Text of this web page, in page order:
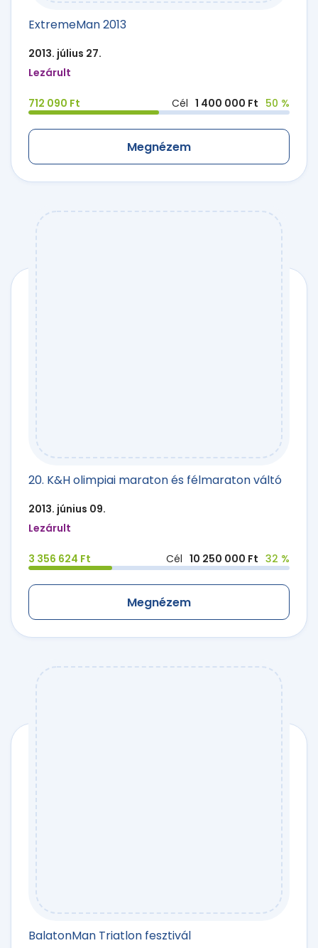
ExtremeMan 2013
2013. július 27.
Lezárult
712 090 Ft Cél 1 400 000 Ft 50 %
Megnézem
20. K&H olimpiai maraton és félmaraton váltó
2013. június 09.
Lezárult
3 356 624 Ft Cél 10 250 000 Ft 32 %
Megnézem
BalatonMan Triatlon fesztivál